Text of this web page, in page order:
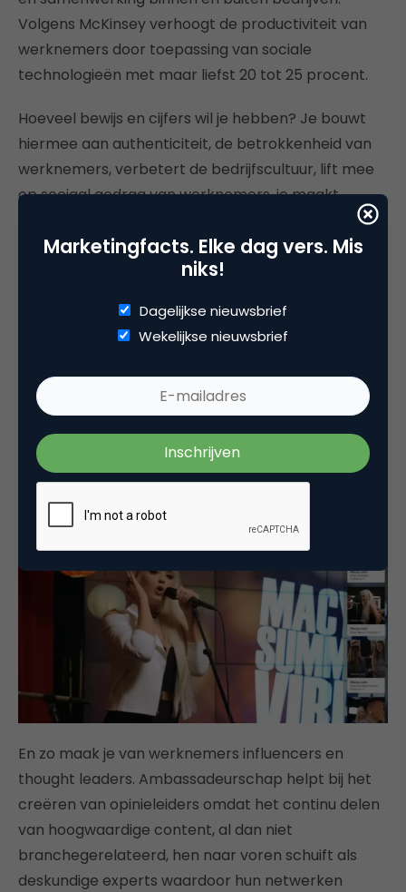
Volgens McKinsey verhoogt de productiviteit van
werknemers door toepassing van sociale
technologieën met maar liefst 20 tot 25 procent.
Hoeveel bewijs en cijfers wil je hebben? Je bouwt
hiermee aan authenticiteit, de betrokkenheid van
werknemers, verbetert de bedrijfscultuur, lift mee
op sociaal gedrag van werknemers, je maakt
personeelsverloop.
Iedereen weet dat ik een personal branding freak
organisaties dit inzetten voor hun werknemers.
Zoals warenhuis Macy’s het
ambassadeursprogramma Style Crewontwikkelde
waarin werknemers zich als ambassadeur kunnen
zichtbaarheid.
En zo maak je van werknemers influencers en
thought leaders. Ambassadeurschap helpt bij het
creëren van opinieleiders omdat het continu delen
van hoogwaardige content, al dan niet
branchegerelateerd, hen naar voren schuift als
deskundige experts waardoor hun netwerken
Marketingfacts. Elke dag vers. Mis
niks!
Dagelijkse nieuwsbrief
Wekelijkse nieuwsbrief